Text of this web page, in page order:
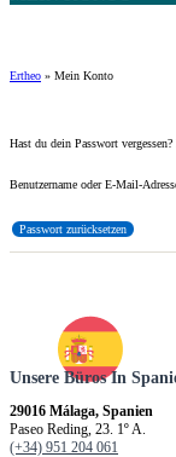
Ertheo » Mein Konto
Hast du dein Passwort
Benutzername oder E-Mail-
Passwort zurücksetzen
Unsere Büros In
29016 Málaga, Spanien
Paseo Reding, 23. 1º A.
(+34) 951 204 061